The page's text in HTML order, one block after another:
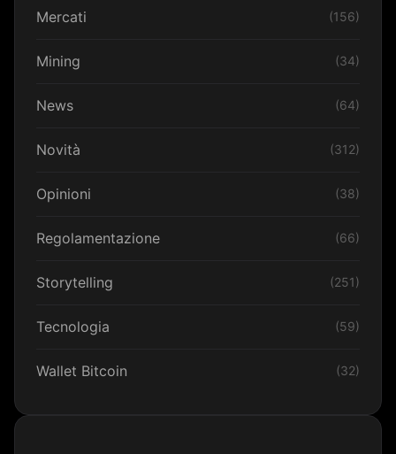
Mercati (156)
Mining (34)
News (64)
Novità (312)
Opinioni (38)
Regolamentazione (66)
Storytelling (251)
Tecnologia (59)
Wallet Bitcoin (32)